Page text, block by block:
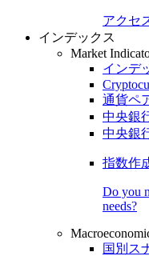
アクセ
インデックス
Market
インデ
通貨ペ
中央銀
中央銀
指数作
Do you
needs?
国別ス